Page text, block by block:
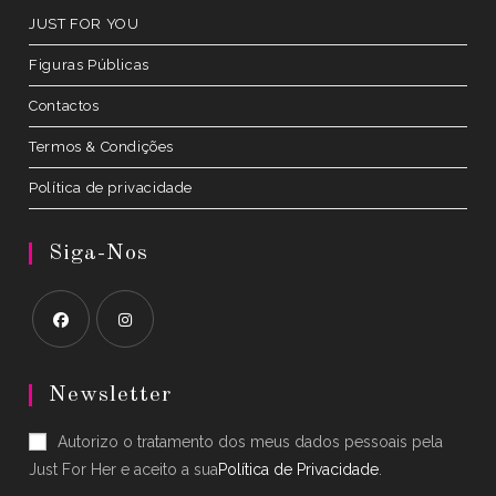
JUST FOR YOU
Figuras Públicas
Contactos
Termos & Condições
Política de privacidade
Siga-Nos
in
new
tab
in
new
tab
Newsletter
Autorizo o tratamento dos meus dados pessoais pela
Just For Her e aceito a suaPolítica de Privacidade.